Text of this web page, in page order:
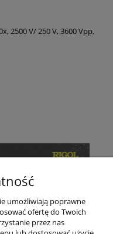
2500 V/ 250 V, 3600 Vpp,
umożliwiają poprawne
ofertę do Twoich
przez nas